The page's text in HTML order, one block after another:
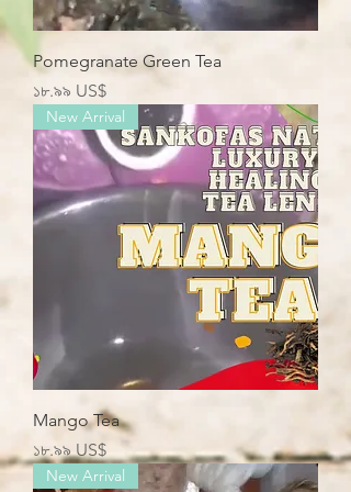
Pomegranate Green Tea
Price
১৮.৯৯ US$
New Arrival
Mango Tea
Price
১৮.৯৯ US$
New Arrival